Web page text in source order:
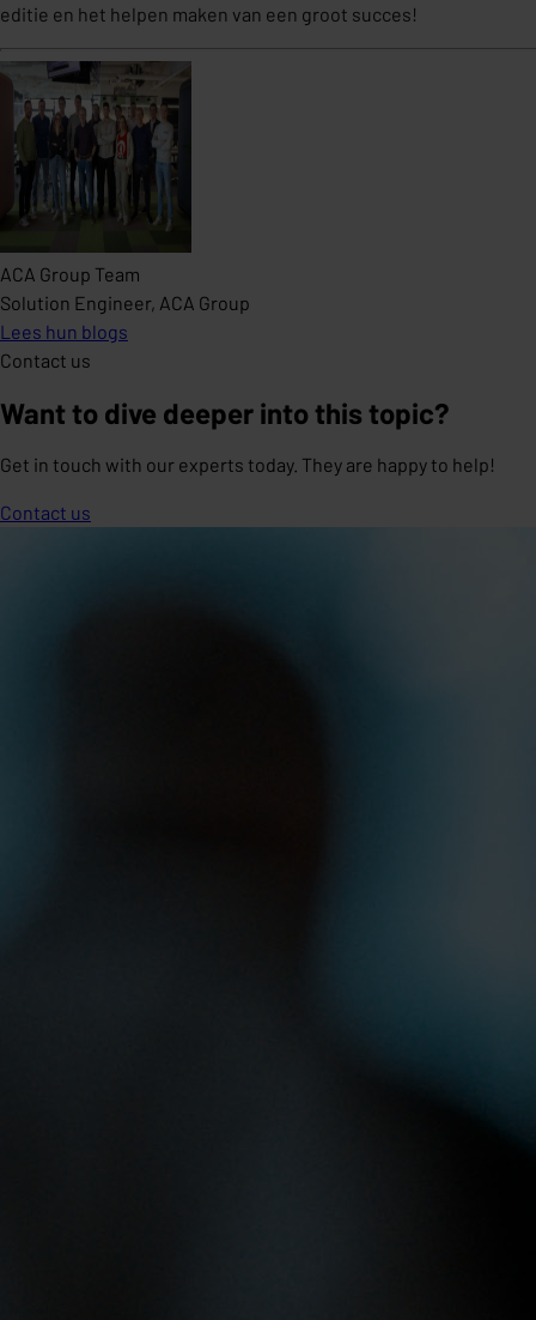
editie en het helpen maken van een groot succes!
ACA Group Team
Solution Engineer, ACA Group
Lees hun blogs
Contact us
Want to dive deeper into this topic?
Get in touch with our experts today. They are happy to help!
Contact us